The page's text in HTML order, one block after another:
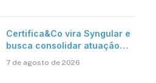
Certifica&Co vira Syngular e
busca consolidar atuação
7 de agosto de 2026